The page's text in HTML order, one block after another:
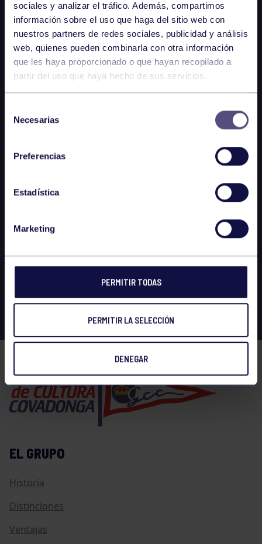
sociales y analizar el tráfico. Además, compartimos
información sobre el uso que haga del sitio web con
nuestros partners de redes sociales, publicidad y análisis
web, quienes pueden combinarla con otra información
que les haya proporcionado o que hayan recopilado a
partir del uso que haya hecho de sus servicios.
Necesarias
Preferencias
Estadística
Marketing
PERMITIR TODAS
PERMITIR LA SELECCIÓN
DENEGAR
EL GRUPO
Historia
Distinciones
Ventajas